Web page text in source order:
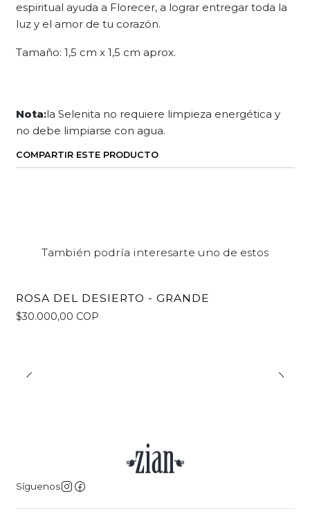
espiritual ayuda a Florecer, a lograr entregar toda la
luz y el amor de tu corazón.
Tamaño: 1,5 cm x 1,5 cm aprox.
Nota:la Selenita no requiere limpieza energética y
no debe limpiarse con agua.
COMPARTIR ESTE PRODUCTO
También podría interesarte uno de estos
ROSA DEL DESIERTO - GRANDE
$30.000,00 COP
Síguenos